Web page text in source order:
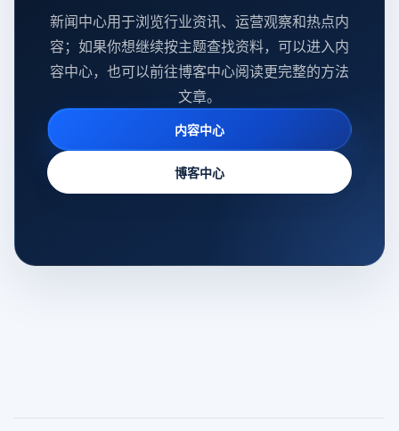
新闻中心用于浏览行业资讯、运营观察和热点内
容；如果你想继续按主题查找资料，可以进入内
容中心，也可以前往博客中心阅读更完整的方法
文章。
内容中心
博客中心